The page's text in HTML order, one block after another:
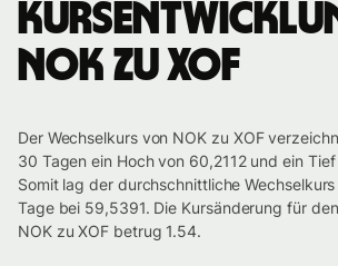
NOK zu XOF
Der Wechselkurs von NOK zu XOF
30 Tagen ein Hoch von 60,2112 und ein
Somit lag der durchschnittliche
Tage bei 59,5391. Die Kursänderung für
NOK zu XOF betrug 1.54.